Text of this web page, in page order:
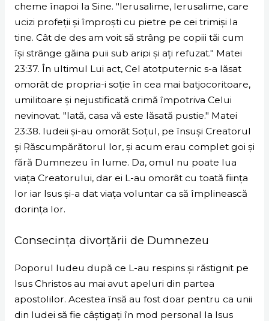
cheme înapoi la Sine. "Ierusalime, Ierusalime, care
ucizi profeții și împroști cu pietre pe cei trimiși la
tine. Cât de des am voit să strâng pe copiii tăi cum
își strânge găina puii sub aripi și ați refuzat." Matei
23:37. În ultimul Lui act, Cel atotputernic s-a lăsat
omorât de propria-i soție în cea mai batjocoritoare,
umilitoare și nejustificată crimă împotriva Celui
nevinovat. "Iată, casa vă este lăsată pustie." Matei
23:38. Iudeii și-au omorât Soțul, pe însuși Creatorul
și Răscumpărătorul lor, și acum erau complet goi și
fără Dumnezeu în lume. Da, omul nu poate lua
viața Creatorului, dar ei L-au omorât cu toată ființa
lor iar Isus și-a dat viața voluntar ca să împlinească
dorința lor.
Consecința divorțării de Dumnezeu
Poporul Iudeu după ce L-au respins și răstignit pe
Isus Christos au mai avut apeluri din partea
apostolilor. Acestea însă au fost doar pentru ca unii
din Iudei să fie câștigați în mod personal la Isus